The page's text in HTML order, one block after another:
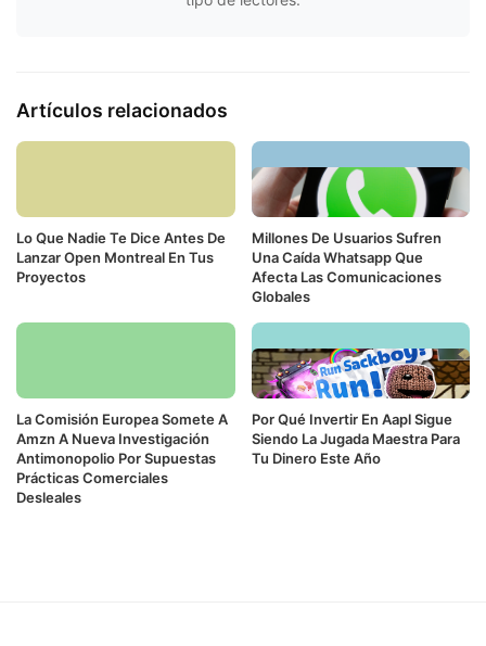
Artículos relacionados
Lo Que Nadie Te Dice Antes De
Lanzar Open Montreal En Tus
Proyectos
Millones De Usuarios Sufren
Una Caída Whatsapp Que
Afecta Las Comunicaciones
Globales
La Comisión Europea Somete A
Amzn A Nueva Investigación
Antimonopolio Por Supuestas
Prácticas Comerciales
Desleales
Por Qué Invertir En Aapl Sigue
Siendo La Jugada Maestra Para
Tu Dinero Este Año